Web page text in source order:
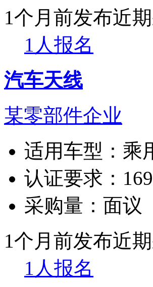
1个月前发布近
1人报名
汽车天线
某零部件企业
适用车型： 乘
认证要求：
采购量： 面议
1个月前发布近
1人报名